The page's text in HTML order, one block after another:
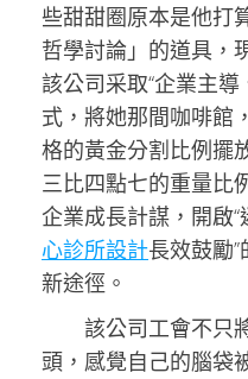
些甜甜圈原本是他打
哲學討論」的道具，
該公司采取“企業主
式，將她那間咖啡館
格的黃金分割比例擺
三比四點七的重量比
企業成長計謀，開啟
心診所設計長效鼓勵”
新途徑。
該公司工會不只
頭，感覺自己的腦袋